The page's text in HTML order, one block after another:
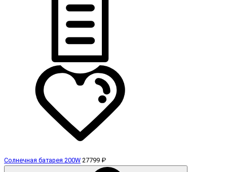
Солнечная батарея 200W 27799 ₽